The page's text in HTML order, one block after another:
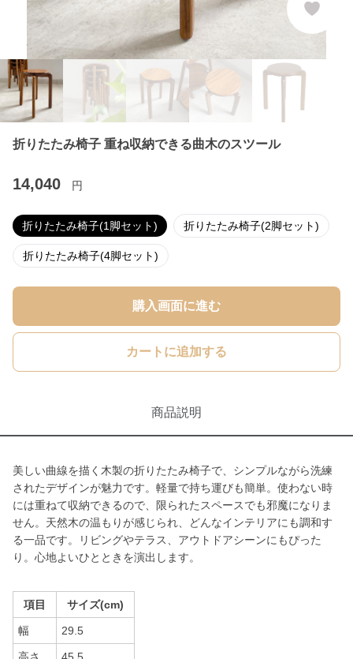
折りたたみ椅子 重ね収納できる曲木のスツール
14,040 円
折りたたみ椅子(1脚セット) 折りたたみ椅子(2脚セット)
折りたたみ椅子(4脚セット)
購入画面に進む
カートに追加する
商品説明
美しい曲線を描く木製の折りたたみ椅子で、シンプルながら洗練
されたデザインが魅力です。軽量で持ち運びも簡単。使わない時
には重ねて収納できるので、限られたスペースでも邪魔になりま
せん。天然木の温もりが感じられ、どんなインテリアにも調和す
る一品です。リビングやテラス、アウトドアシーンにもぴった
り。心地よいひとときを演出します。
項目 サイズ(cm)
幅 29.5